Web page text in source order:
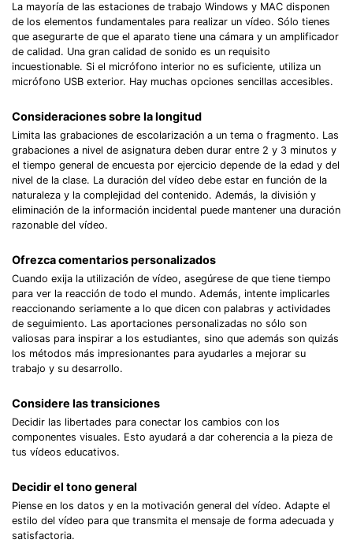
La mayoría de las estaciones de trabajo Windows y MAC disponen
de los elementos fundamentales para realizar un vídeo. Sólo tienes
que asegurarte de que el aparato tiene una cámara y un amplificador
de calidad. Una gran calidad de sonido es un requisito
incuestionable. Si el micrófono interior no es suficiente, utiliza un
micrófono USB exterior. Hay muchas opciones sencillas accesibles.
Consideraciones sobre la longitud
Limita las grabaciones de escolarización a un tema o fragmento. Las
grabaciones a nivel de asignatura deben durar entre 2 y 3 minutos y
el tiempo general de encuesta por ejercicio depende de la edad y del
nivel de la clase. La duración del vídeo debe estar en función de la
naturaleza y la complejidad del contenido. Además, la división y
eliminación de la información incidental puede mantener una duración
razonable del vídeo.
Ofrezca comentarios personalizados
Cuando exija la utilización de vídeo, asegúrese de que tiene tiempo
para ver la reacción de todo el mundo. Además, intente implicarles
reaccionando seriamente a lo que dicen con palabras y actividades
de seguimiento. Las aportaciones personalizadas no sólo son
valiosas para inspirar a los estudiantes, sino que además son quizás
los métodos más impresionantes para ayudarles a mejorar su
trabajo y su desarrollo.
Considere las transiciones
Decidir las libertades para conectar los cambios con los
componentes visuales. Esto ayudará a dar coherencia a la pieza de
tus vídeos educativos.
Decidir el tono general
Piense en los datos y en la motivación general del vídeo. Adapte el
estilo del vídeo para que transmita el mensaje de forma adecuada y
satisfactoria.